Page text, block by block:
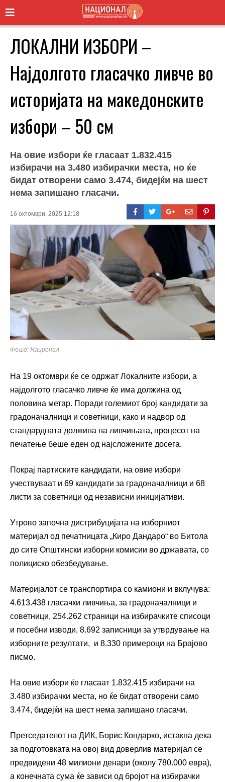
ЛОКАЛНИ ИЗБОРИ –
Најдолгото гласачко ливче во
историјата на македонските
избори – 50 см
На овие избори ќе гласаат 1.832.415
избирачи на 3.480 избирачки места, но ќе
бидат отворени само 3.474, бидејќи на шест
нема запишано гласачи.
16 октомври, 2025 12:18
Фото: Национал
На 19 октомври ќе се одржат Локалните избори, а
најдолгото гласачко ливче ќе има должина од
половина метар. Поради големиот број кандидати за
градоначалници и советници, како и надвор од
стандардната должина на ливчињата, процесот на
печатење беше еден од најсложените досега.
Покрај партиските кандидати, на овие избори
учествуваат и 69 кандидати за градоначалници и 68
листи за советници од независни иницијативи.
Утрово започна дистрибуцијата на изборниот
материјал од печатницата „Киро Дандаро“ во Битола
до сите Општински изборни комисии во државата, со
полициско обезбедување.
Материјалот се транспортира со камиони и вклучува:
4.613.438 гласачки ливчиња, за градоначалници и
советници, 254.262 страници на избирачките списоци
и посебни изводи, 8.692 записници за утврдување на
изборните резултати, и 8.330 примероци на Брајово
писмо.
На овие избори ќе гласаат 1.832.415 избирачи на
3.480 избирачки места, но ќе бидат отворени само
3.474, бидејќи на шест нема запишано гласачи.
Претседателот на ДИК, Борис Кондарко, истакна дека
за подготовката на овој вид доверлив материјал се
предвидени 48 милиони денари (околу 780.000 евра),
а конечната сума ќе зависи од бројот на избирачки